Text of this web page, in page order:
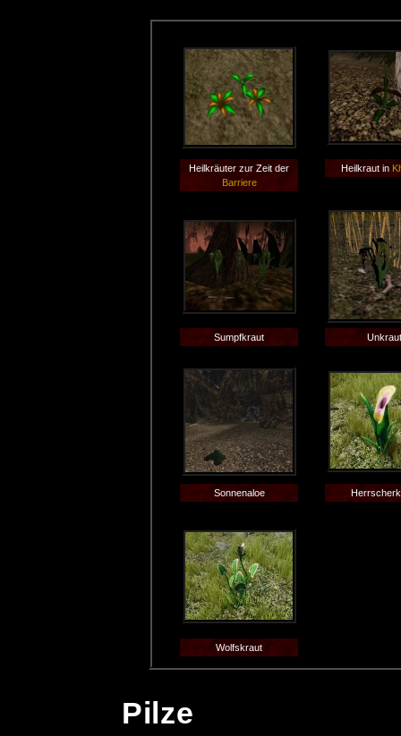
Heilkräuter zur Zeit der
Barriere
Heilkraut in
Sumpfkraut Unkraut
Sonnenaloe
Wolfskraut
Pilze